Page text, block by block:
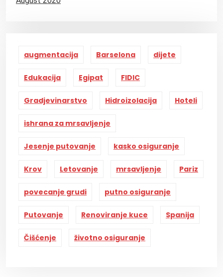
augmentacija Barselona dijete
Edukacija Egipat FIDIC
Gradjevinarstvo Hidroizolacija Hoteli
ishrana za mrsavljenje
Jesenje putovanje kasko osiguranje
Krov Letovanje mrsavljenje Pariz
povecanje grudi putno osiguranje
Putovanje Renoviranje kuce Spanija
Čišćenje životno osiguranje